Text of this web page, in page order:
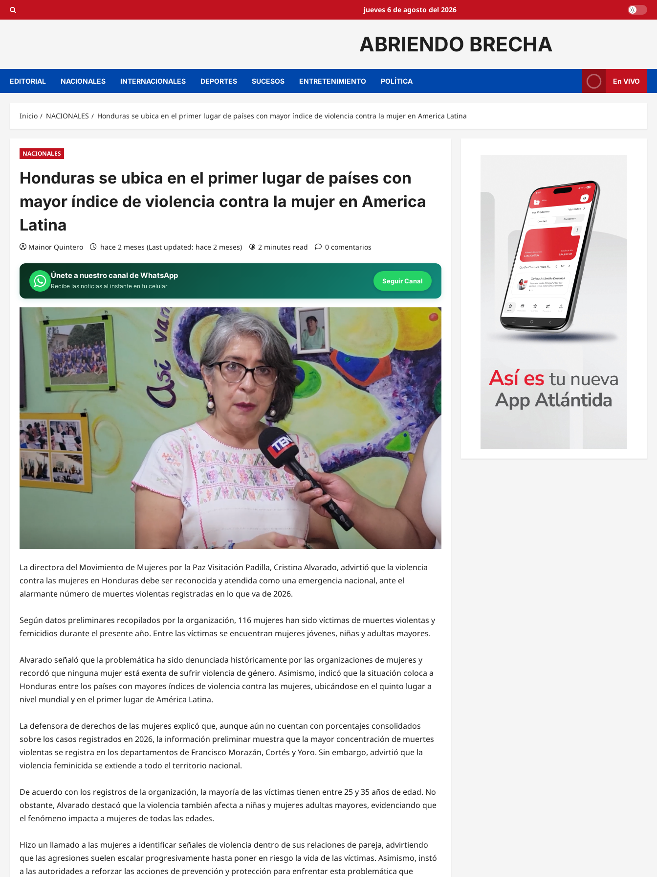
Saltar
jueves 6 de agosto del 2026
ABRIENDO BRECHA
EDITORIAL NACIONALES INTERNACIONALES DEPORTES SUCESOS ENTRETENIMIENTO POLÍTICA En VIVO
Inicio NACIONALES Honduras se ubica en el primer lugar de países con mayor índice de violencia contra la mujer en America Latina
NACIONALES
Honduras se ubica en el primer lugar de países con
mayor índice de violencia contra la mujer en America
Latina
Mainor Quintero hace 2 meses (Last updated: hace 2 meses) 2 minutes read 0 comentarios
Únete a nuestro canal de WhatsApp
Recibe las noticias al instante en tu celular
Seguir Canal
La directora del Movimiento de Mujeres por la Paz Visitación Padilla, Cristina Alvarado, advirtió que la violencia
contra las mujeres en Honduras debe ser reconocida y atendida como una emergencia nacional, ante el
alarmante número de muertes violentas registradas en lo que va de 2026.
Según datos preliminares recopilados por la organización, 116 mujeres han sido víctimas de muertes violentas y
femicidios durante el presente año. Entre las víctimas se encuentran mujeres jóvenes, niñas y adultas mayores.
Alvarado señaló que la problemática ha sido denunciada históricamente por las organizaciones de mujeres y
recordó que ninguna mujer está exenta de sufrir violencia de género. Asimismo, indicó que la situación coloca a
Honduras entre los países con mayores índices de violencia contra las mujeres, ubicándose en el quinto lugar a
nivel mundial y en el primer lugar de América Latina.
La defensora de derechos de las mujeres explicó que, aunque aún no cuentan con porcentajes consolidados
sobre los casos registrados en 2026, la información preliminar muestra que la mayor concentración de muertes
violentas se registra en los departamentos de Francisco Morazán, Cortés y Yoro. Sin embargo, advirtió que la
violencia feminicida se extiende a todo el territorio nacional.
De acuerdo con los registros de la organización, la mayoría de las víctimas tienen entre 25 y 35 años de edad. No
obstante, Alvarado destacó que la violencia también afecta a niñas y mujeres adultas mayores, evidenciando que
el fenómeno impacta a mujeres de todas las edades.
Hizo un llamado a las mujeres a identificar señales de violencia dentro de sus relaciones de pareja, advirtiendo
que las agresiones suelen escalar progresivamente hasta poner en riesgo la vida de las víctimas. Asimismo, instó
a las autoridades a reforzar las acciones de prevención y protección para enfrentar esta problemática que